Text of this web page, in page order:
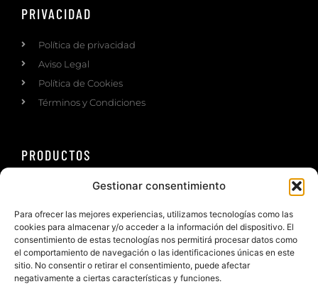
Gestionar consentimiento
Para ofrecer las mejores experiencias, utilizamos tecnologías como las
cookies para almacenar y/o acceder a la información del dispositivo. El
consentimiento de estas tecnologías nos permitirá procesar datos como
el comportamiento de navegación o las identificaciones únicas en este
sitio. No consentir o retirar el consentimiento, puede afectar
negativamente a ciertas características y funciones.
PRIVACIDAD
Política de privacidad
Aviso Legal
Política de Cookies
Términos y Condiciones
PRODUCTOS
MTB Wheels
Triatlón wheels
Gravel wheels